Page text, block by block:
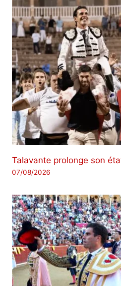
Talavante prolonge son
07/08/2026